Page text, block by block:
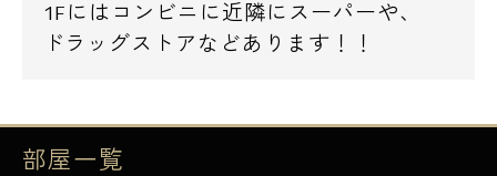
1Fにはコンビニに近隣にスーパーや、
ドラッグストアなどあります！！
部屋一覧